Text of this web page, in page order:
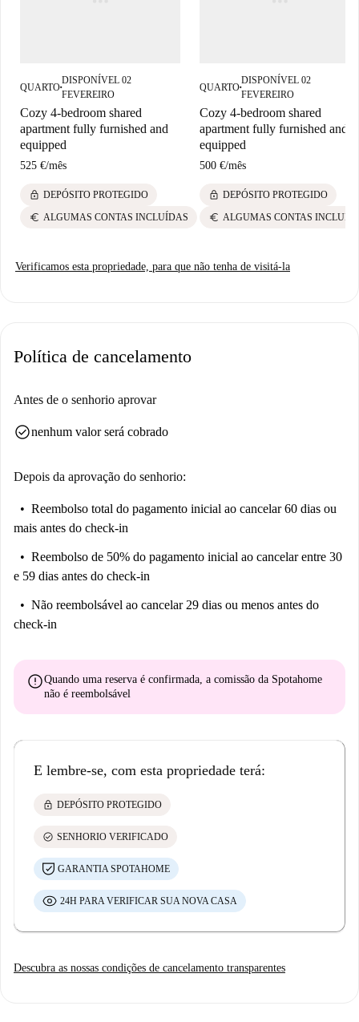
QUARTO■
DISPONÍVEL 02
FEVEREIRO
Cozy 4-bedroom shared
apartment fully furnished and
equipped
525 €/mês
lock DEPÓSITO PROTEGIDO
euro ALGUMAS CONTAS INCLUÍDAS
QUARTO■
DISPONÍVEL 02
FEVEREIRO
Cozy 4-bedroom shared
apartment fully furnished and
equipped
500 €/mês
lock DEPÓSITO PROTEGIDO
euro ALGUMAS CONTAS
Verificamos esta propriedade, para que não tenha de visitá-la
Política de cancelamento
Antes de o senhorio aprovar
check_circlenenhum valor será cobrado
Depois da aprovação do senhorio:
Reembolso total do pagamento inicial ao cancelar 60 dias ou
mais antes do check-in
Reembolso de 50% do pagamento inicial ao cancelar entre 30
e 59 dias antes do check-in
Não reembolsável ao cancelar 29 dias ou menos antes do
check-in
errorQuando uma reserva é confirmada, a comissão da Spotahome
não é reembolsável
E lembre-se, com esta propriedade terá:
lock DEPÓSITO PROTEGIDO
check_circle SENHORIO VERIFICADO
GARANTIA SPOTAHOME
24H PARA VERIFICAR SUA NOVA CASA
Descubra as nossas condições de cancelamento transparentes